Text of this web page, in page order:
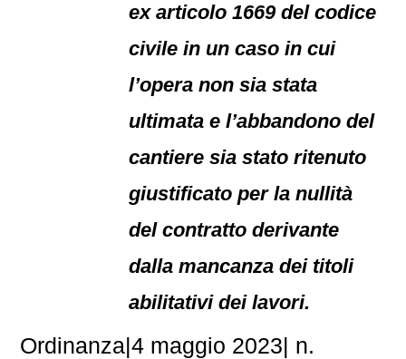
ex articolo 1669 del codice
civile in un caso in cui
l’opera non sia stata
ultimata e l’abbandono del
cantiere sia stato ritenuto
giustificato per la nullità
del contratto derivante
dalla mancanza dei titoli
abilitativi dei lavori.
Ordinanza|4 maggio 2023| n.